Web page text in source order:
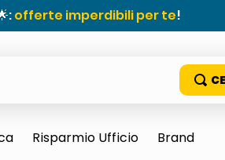
offerte imperdibili per te!
Risparmio Ufficio Brand